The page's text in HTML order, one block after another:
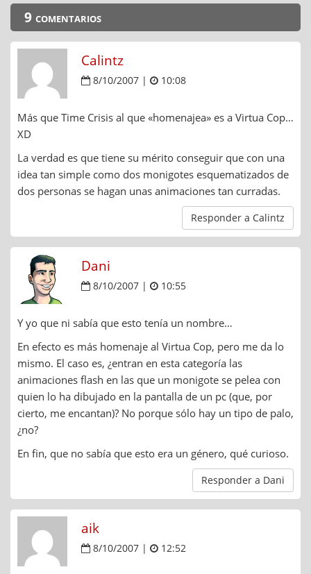
9 comentarios
Calintz
8/10/2007 | 10:08
Más que Time Crisis al que «homenajea» es a Virtua Cop…
XD
La verdad es que tiene su mérito conseguir que con una
idea tan simple como dos monigotes esquematizados de
dos personas se hagan unas animaciones tan curradas.
Responder a Calintz
Dani
8/10/2007 | 10:55
Y yo que ni sabía que esto tenía un nombre…
En efecto es más homenaje al Virtua Cop, pero me da lo
mismo. El caso es, ¿entran en esta categoría las
animaciones flash en las que un monigote se pelea con
quien lo ha dibujado en la pantalla de un pc (que, por
cierto, me encantan)? No porque sólo hay un tipo de palo,
¿no?
En fin, que no sabía que esto era un género, qué curioso.
Responder a Dani
aik
8/10/2007 | 12:52